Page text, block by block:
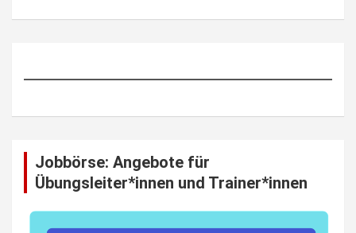
Jobbörse: Angebote für
Übungsleiter*innen und Trainer*innen